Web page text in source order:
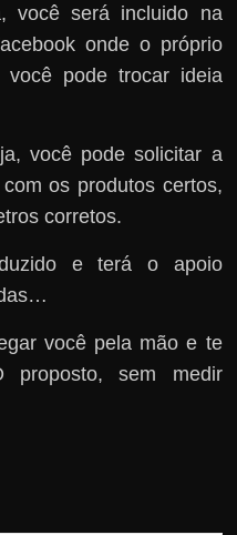
você será incluido na
onde o próprio
pode trocar ideia
você pode solicitar a
os produtos certos,
corretos.
e terá o apoio
você pela mão e te
proposto, sem medir